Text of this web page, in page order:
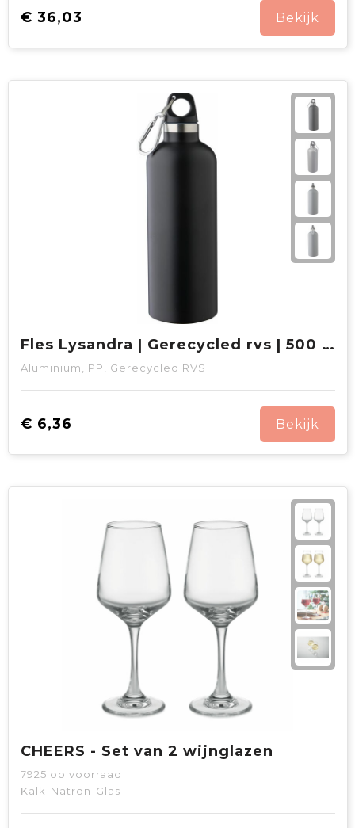
€ 36,03 Bekijk
Fles Lysandra | Gerecycled rvs | 500 ml | 12h koud, 8h warm
Aluminium, PP, Gerecycled RVS
€ 6,36 Bekijk
CHEERS - Set van 2 wijnglazen
7925 op voorraad
Kalk-Natron-Glas